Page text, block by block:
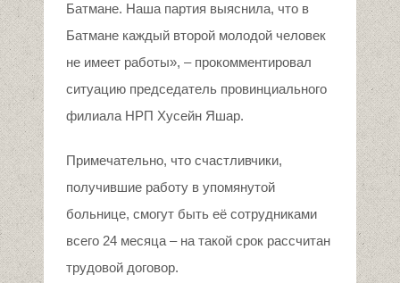
Батмане. Наша партия выяснила, что в
Батмане каждый второй молодой человек
не имеет работы», – прокомментировал
ситуацию председатель провинциального
филиала НРП Хусейн Яшар.
Примечательно, что счастливчики,
получившие работу в упомянутой
больнице, смогут быть её сотрудниками
всего 24 месяца – на такой срок рассчитан
трудовой договор.